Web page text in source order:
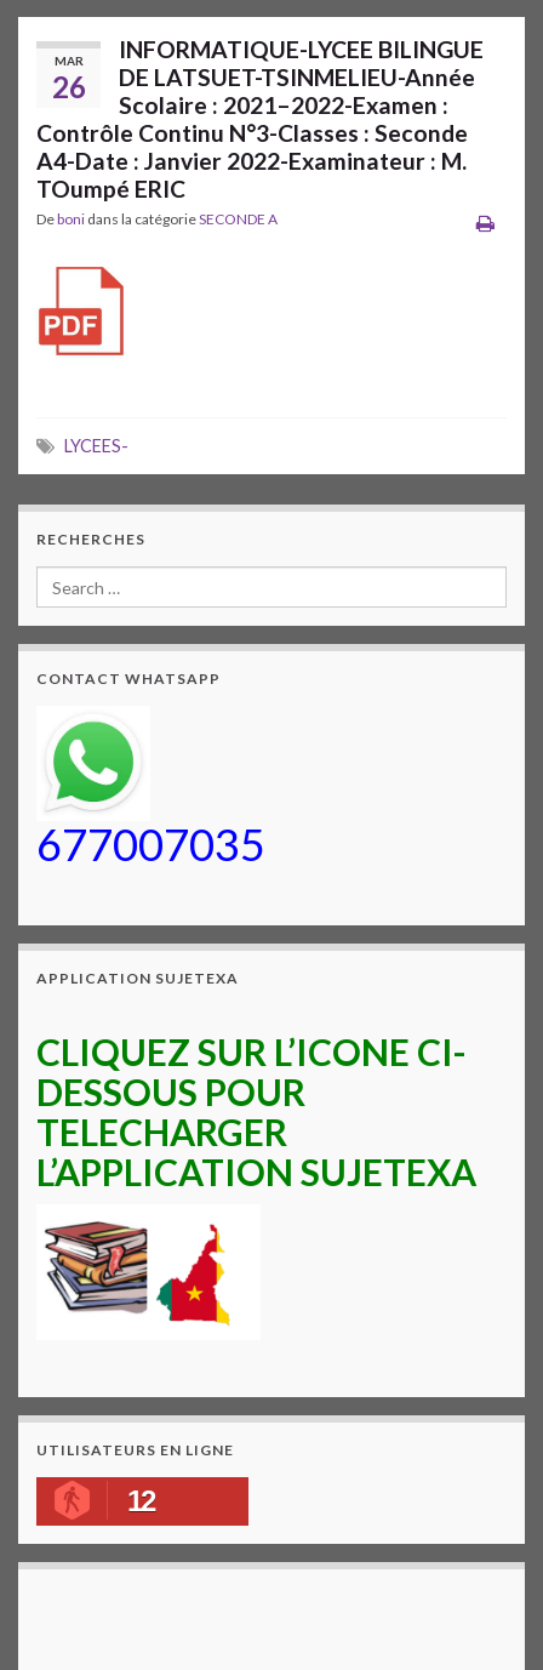
MAR
26
INFORMATIQUE-LYCEE BILINGUE
DE LATSUET-TSINMELIEU-Année
Scolaire : 2021–2022-Examen :
Contrôle Continu N°3-Classes : Seconde
A4-Date : Janvier 2022-Examinateur : M.
TOumpé ERIC
Deboni dans la catégorieSECONDE A
LYCEES-
RECHERCHES
CONTACT WHATSAPP
677007035
APPLICATION SUJETEXA
CLIQUEZ SUR L’ICONE CI-
DESSOUS POUR
TELECHARGER
L’APPLICATION SUJETEXA
UTILISATEURS EN LIGNE
12